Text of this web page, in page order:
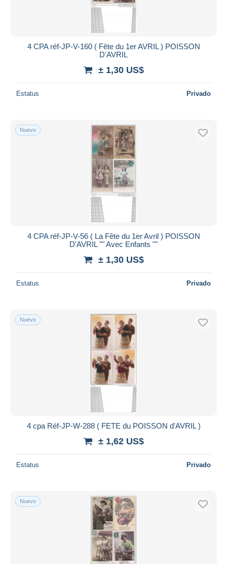
4 CPA réf-JP-V-160 ( Fête du 1er AVRIL ) POISSON
D'AVRIL
± 1,30 US$
Estatus Privado
Nuevo
4 CPA réf-JP-V-56 ( La Fête du 1er Avril ) POISSON
D'AVRIL "" Avec Enfants ""
± 1,30 US$
Estatus Privado
Nuevo
4 cpa Réf-JP-W-288 ( FETE du POISSON d'AVRIL )
± 1,62 US$
Estatus Privado
Nuevo